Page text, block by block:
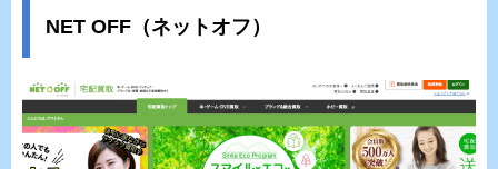
NET OFF（ネットオフ）